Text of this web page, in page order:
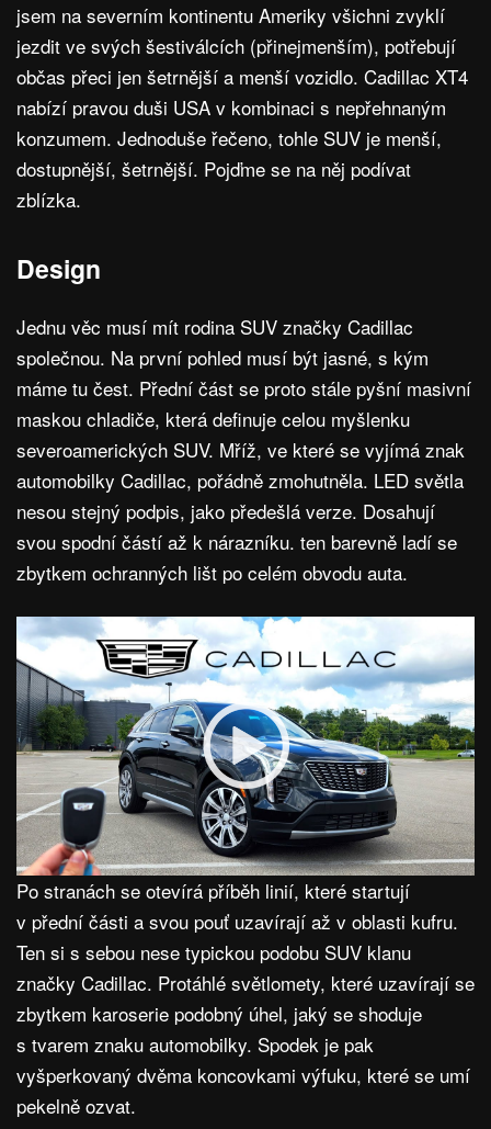
jsem na severním kontinentu Ameriky všichni zvyklí
jezdit ve svých šestiválcích (přinejmenším), potřebují
občas přeci jen šetrnější a menší vozidlo. Cadillac XT4
nabízí pravou duši USA v kombinaci s nepřehnaným
konzumem. Jednoduše řečeno, tohle SUV je menší,
dostupnější, šetrnější. Pojďme se na něj podívat
zblízka.
Design
Jednu věc musí mít rodina SUV značky Cadillac
společnou. Na první pohled musí být jasné, s kým
máme tu čest. Přední část se proto stále pyšní masivní
maskou chladiče, která definuje celou myšlenku
severoamerických SUV. Mříž, ve které se vyjímá znak
automobilky Cadillac, pořádně zmohutněla. LED světla
nesou stejný podpis, jako předešlá verze. Dosahují
svou spodní částí až k nárazníku. ten barevně ladí se
zbytkem ochranných lišt po celém obvodu auta.
Po stranách se otevírá příběh linií, které startují
v přední části a svou pouť uzavírají až v oblasti kufru.
Ten si s sebou nese typickou podobu SUV klanu
značky Cadillac. Protáhlé světlomety, které uzavírají se
zbytkem karoserie podobný úhel, jaký se shoduje
s tvarem znaku automobilky. Spodek je pak
vyšperkovaný dvěma koncovkami výfuku, které se umí
pekelně ozvat.